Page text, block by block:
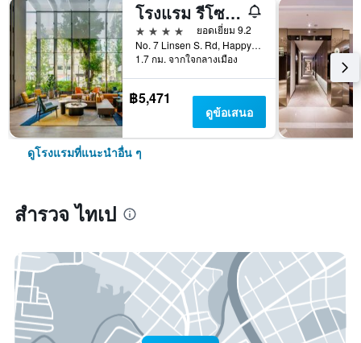
โรงแรม รีโซแนนซ์ ไทเป, ทาพีสทรี คอลเลคชัน ไบ ฮิลตัน
4 ดาว
ยอดเยี่ยม 9.2
No. 7 Linsen S. Rd, Happy Village, ไทเป, ไต้หวัน
1.7 กม. จากใจกลางเมือง
฿5,471
ดูข้อเสนอ
ดูโรงแรมที่แนะนำอื่น ๆ
สำรวจ ไทเป